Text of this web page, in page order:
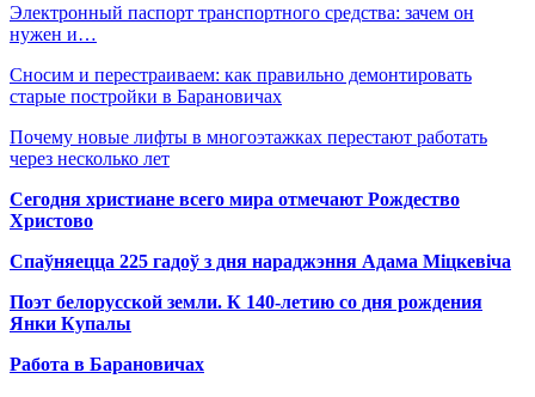
Электронный паспорт транспортного средства: зачем он
нужен и…
Сносим и перестраиваем: как правильно демонтировать
старые постройки в Барановичах
Почему новые лифты в многоэтажках перестают работать
через несколько лет
Сегодня христиане всего мира отмечают Рождество
Христово
Спаўняецца 225 гадоў з дня нараджэння Адама Міцкевіча
Поэт белорусской земли. К 140-летию со дня рождения
Янки Купалы
Работа в Барановичах